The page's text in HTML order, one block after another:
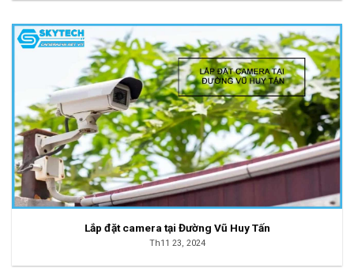
Lắp đặt camera tại Đường Vũ Huy Tấn
Th11 23, 2024